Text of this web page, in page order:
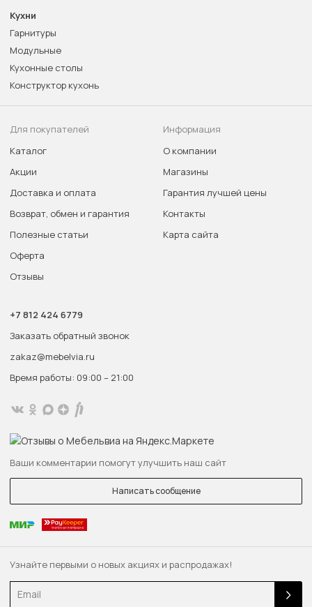
Узнайте первыми о новых акциях и распродажах!
Email
Кухни
Гарнитуры
Модульные
Кухонные столы
Конструктор кухонь
Для покупателей
Каталог
Акции
Доставка и оплата
Возврат, обмен и гарантия
Полезные статьи
Оферта
Отзывы
Информация
О компании
Магазины
Гарантия лучшей цены
Контакты
Карта сайта
+7 812 424 6779
Заказать обратный звонок
zakaz@mebelvia.ru
Время работы: 09:00 – 21:00
Ваши комментарии помогут улучшить наш сайт
Написать сообщение